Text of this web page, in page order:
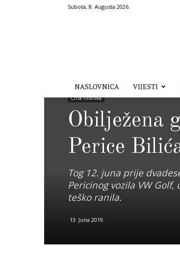
Subota, 8. Augusta 2026.
NASLOVNICA VIJESTI
Crna hronika
Obilježena
Perice
Tog 12. juna prije
Pericinog vozila VW
teško ranila.
13. Juna 2019.